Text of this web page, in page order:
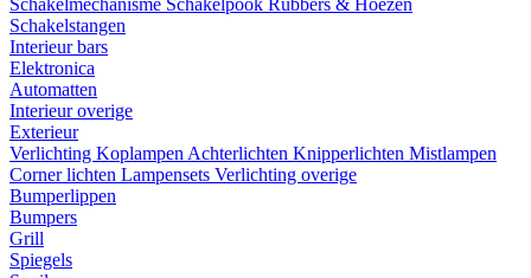
Schakelmechanisme Schakelpook Rubbers & Hoezen
Schakelstangen
Interieur bars
Elektronica
Automatten
Interieur overige
Exterieur
Verlichting Koplampen Achterlichten Knipperlichten Mistlampen
Corner lichten Lampensets Verlichting overige
Bumperlippen
Bumpers
Grill
Spiegels